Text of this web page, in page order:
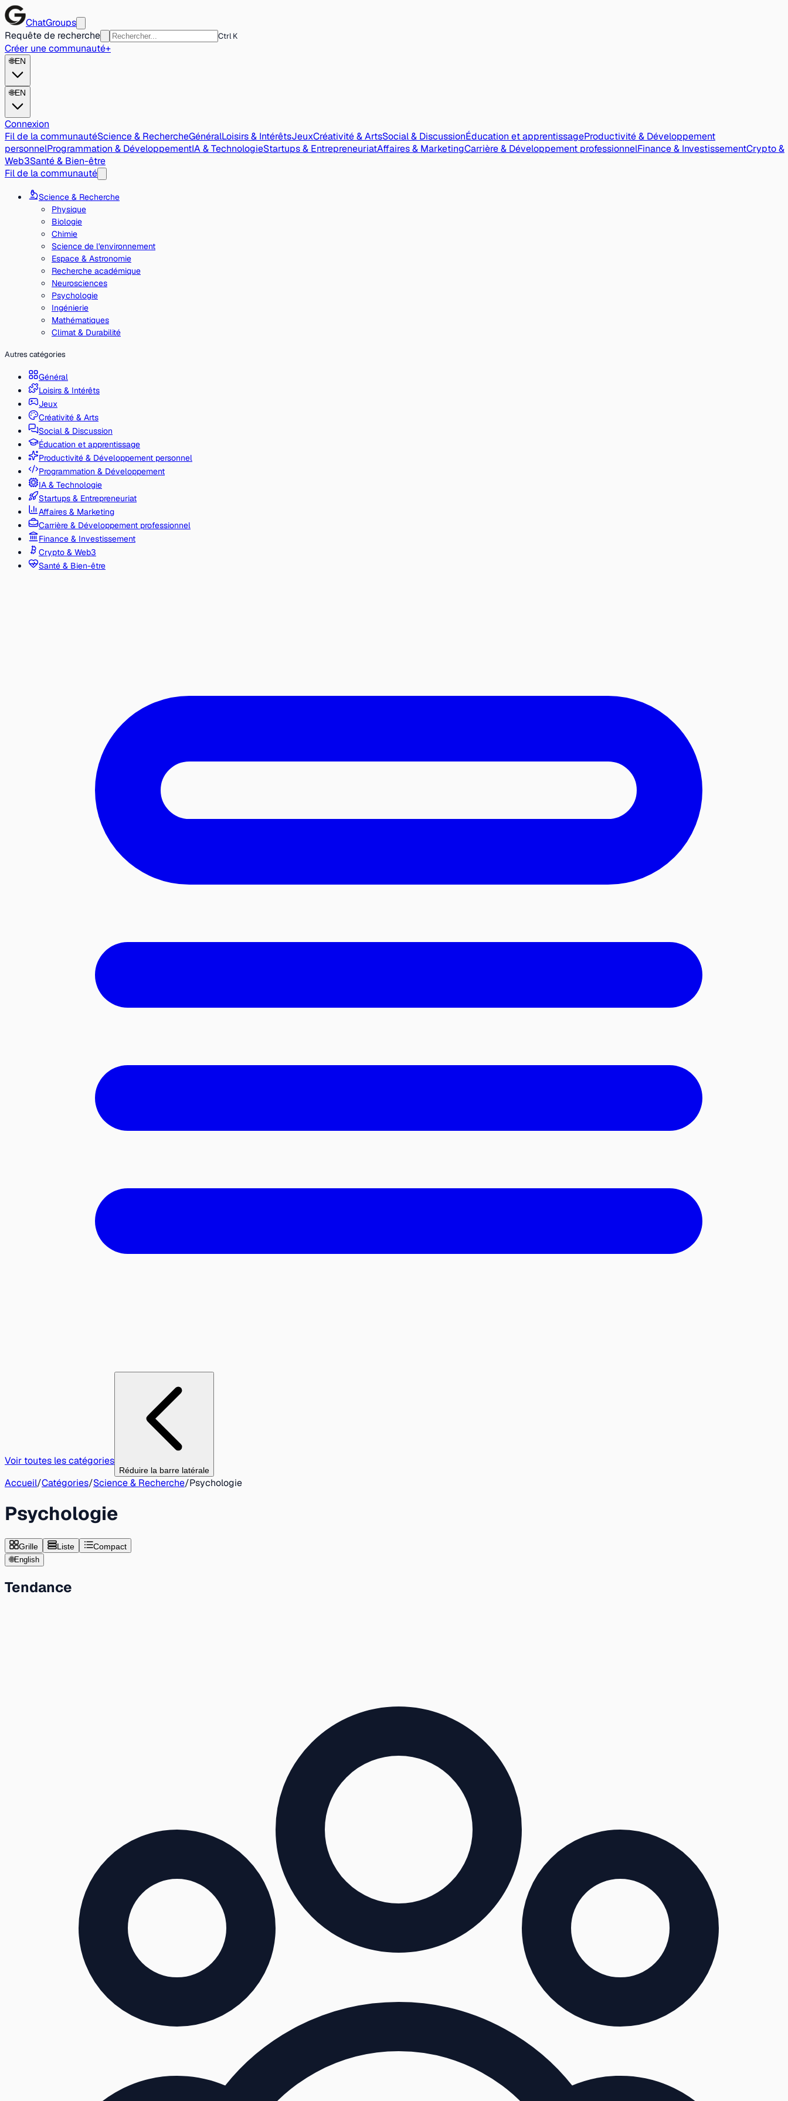
ChatGroups
Requête de recherche
Ctrl K
Créer une communauté+
🌐EN
🌐EN
Connexion
Fil de la communautéScience & RechercheGénéralLoisirs & IntérêtsJeuxCréativité & ArtsSocial & DiscussionÉducation et apprentissageProductivité & Développement
personnelProgrammation & DéveloppementIA & TechnologieStartups & EntrepreneuriatAffaires & MarketingCarrière & Développement professionnelFinance & InvestissementCrypto &
Web3Santé & Bien-être
Fil de la communauté
Science & Recherche
Physique
Biologie
Chimie
Science de l'environnement
Espace & Astronomie
Recherche académique
Neurosciences
Psychologie
Ingénierie
Mathématiques
Climat & Durabilité
Autres catégories
Général
Loisirs & Intérêts
Jeux
Créativité & Arts
Social & Discussion
Éducation et apprentissage
Productivité & Développement personnel
Programmation & Développement
IA & Technologie
Startups & Entrepreneuriat
Affaires & Marketing
Carrière & Développement professionnel
Finance & Investissement
Crypto & Web3
Santé & Bien-être
Voir toutes les catégories
Réduire la barre latérale
Accueil/Catégories/Science & Recherche/Psychologie
Psychologie
Grille Liste Compact
🌐English
Tendance